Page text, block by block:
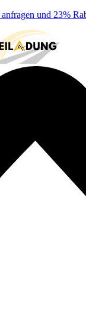
anfragen und 23%